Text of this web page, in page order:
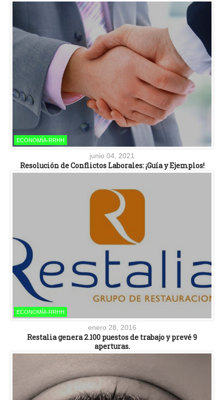
ECONOMÍA-RRHH
junio 04, 2021
Resolución de Conflictos Laborales: ¡Guía y Ejemplos!
ECONOMÍA-RRHH
enero 28, 2016
Restalia genera 2.100 puestos de trabajo y prevé 9
aperturas.